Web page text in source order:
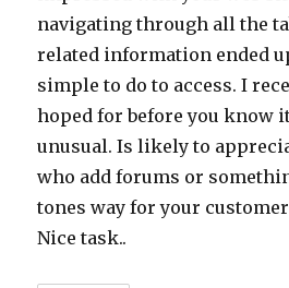
navigating through all the
related information ended
simple to do to access. I
hoped for before you know
unusual. Is likely to
who add forums or
tones way for your
Nice task..